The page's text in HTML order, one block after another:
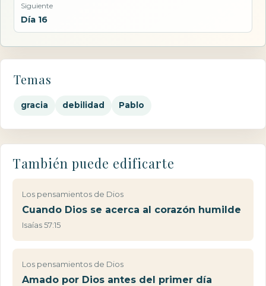
Siguiente
Día 16
Temas
gracia debilidad Pablo
También puede edificarte
Los pensamientos de Dios
Cuando Dios se acerca al corazón humilde
Isaías 57:15
Los pensamientos de Dios
Amado por Dios antes del primer día